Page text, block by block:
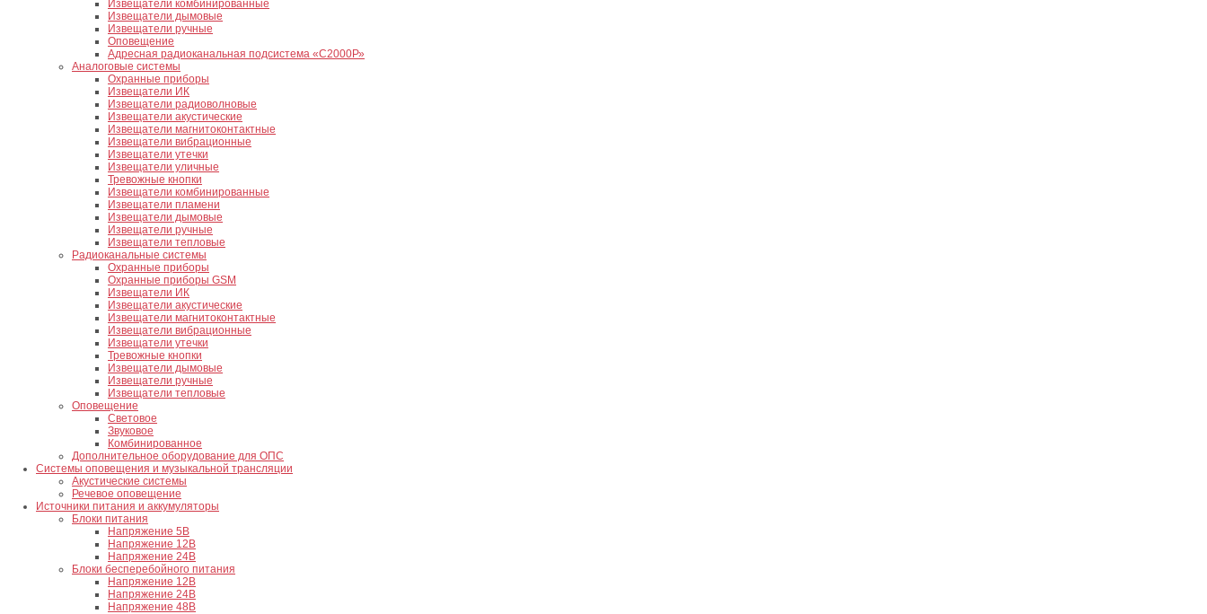
Извещатели комбинированные
Извещатели дымовые
Извещатели ручные
Оповещение
Адресная радиоканальная подсистема «С2000Р»
Аналоговые системы
Охранные приборы
Извещатели ИК
Извещатели радиоволновые
Извещатели акустические
Извещатели магнитоконтактные
Извещатели вибрационные
Извещатели утечки
Извещатели уличные
Тревожные кнопки
Извещатели комбинированные
Извещатели пламени
Извещатели дымовые
Извещатели ручные
Извещатели тепловые
Радиоканальные системы
Охранные приборы
Охранные приборы GSM
Извещатели ИК
Извещатели акустические
Извещатели магнитоконтактные
Извещатели вибрационные
Извещатели утечки
Тревожные кнопки
Извещатели дымовые
Извещатели ручные
Извещатели тепловые
Оповещение
Световое
Звуковое
Комбинированное
Дополнительное оборудование для ОПС
Системы оповещения и музыкальной трансляции
Акустические системы
Речевое оповещение
Источники питания и аккумуляторы
Блоки питания
Напряжение 5В
Напряжение 12В
Напряжение 24В
Блоки бесперебойного питания
Напряжение 12В
Напряжение 24В
Напряжение 48В